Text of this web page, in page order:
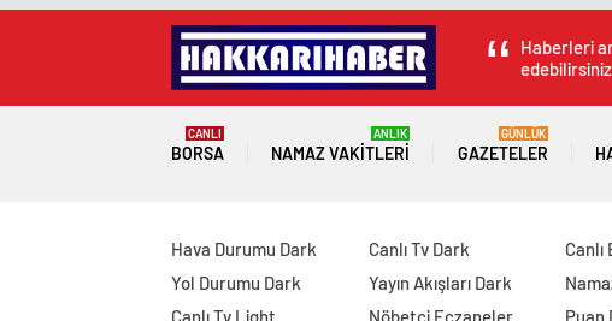
Haberleri
BORSA
CANLI
NAMAZ VAKITLERI
ANLIK
GAZETELER
GÜNLÜK
Hava Durumu Dark
Yol Durumu Dark
Canlı Tv Light
Canlı Tv Dark
Yayın Akışları Dark
Nöbetçi Eczaneler
Canlı
Puan